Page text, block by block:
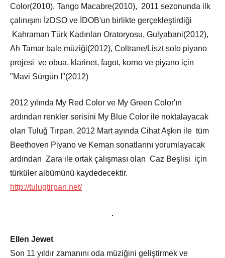
Color(2010), Tango Macabre(2010), 2011 sezonunda ilk
çalınışını İzDSO ve İDOB'un birlikte gerçekleştirdiği
Kahraman Türk Kadınları Oratoryosu, Gulyabani(2012),
Ah Tamar bale müziği(2012), Coltrane/Liszt solo piyano
projesi ve obua, klarinet, fagot, korno ve piyano için
"Mavi Sürgün I"(2012)
2012 yılında My Red Color ve My Green Color'ın
ardından renkler serisini My Blue Color ile noktalayacak
olan Tuluğ Tırpan, 2012 Mart ayında Cihat Aşkın ile tüm
Beethoven Piyano ve Keman sonatlarını yorumlayacak
ardından Zara ile ortak çalışması olan Caz Beşlisi için
türküler albümünü kaydedecektir.
http://tulugtirpan.net/
Ellen Jewet
Son 11 yıldır zamanını oda müziğini geliştirmek ve